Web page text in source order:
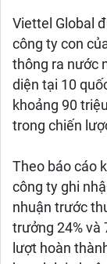
Viettel Global
công ty con
thông ra nước
diện tại 10
khoảng 90
trong chiến
Theo báo cáo
công ty ghi
nhuận trước
trưởng 24% và
lượt hoàn